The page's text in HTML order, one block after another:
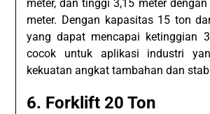
meter, dan tinggi 3,15 meter
meter. Dengan kapasitas 15 ton
yang dapat mencapai ketinggian
cocok untuk aplikasi industri
kekuatan angkat tambahan dan
6. Forklift 20 Ton